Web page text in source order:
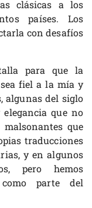
clásicas a los
países. Los
con desafíos
para que la
fiel a la mía y
algunas del siglo
que no
malsonantes que
traducciones
y en algunos
pero hemos
parte del